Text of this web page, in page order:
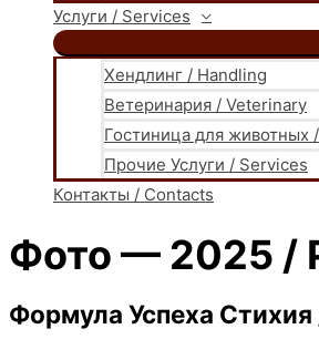
Услуги / Services
Хендлинг / Handling
Ветеринария / Veterinary
Гостиница для животных
Прочие Услуги / Services
Контакты / Contacts
Фото — 2025 /
Формула Успеха